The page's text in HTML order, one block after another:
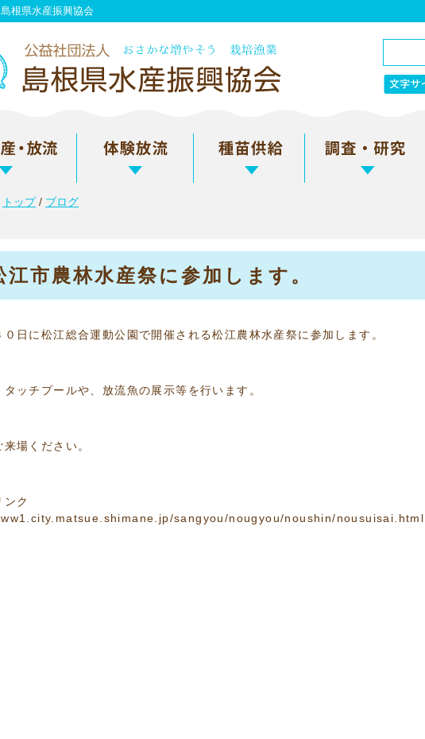
根県水産振興協会
トップ/ ブログ
江市農林水産祭に参加します。
０日に松江総合運動公園で開催される松江農林水産祭に参加します。
タッチプールや、放流魚の展示等を行います。
来場ください。
ンク
sangyou/nougyou/noushin/nousuisai.html